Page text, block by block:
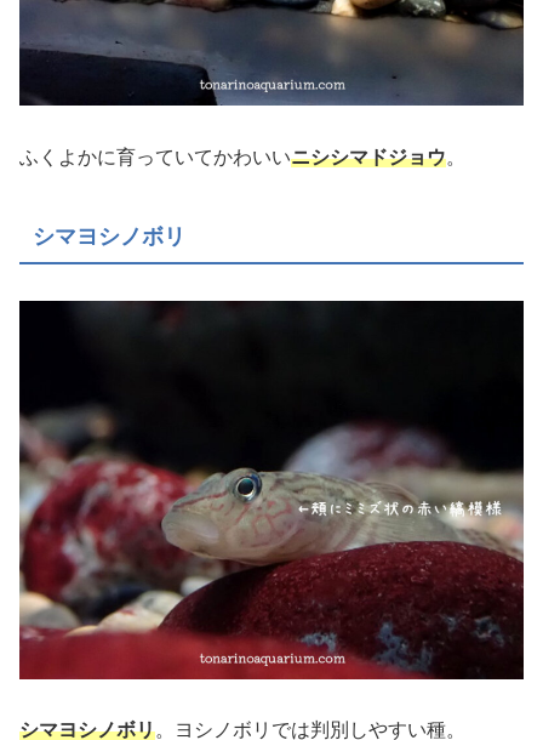
ふくよかに育っていてかわいいニシシマドジョウ。
シマヨシノボリ
シマヨシノボリ。ヨシノボリでは判別しやすい種。